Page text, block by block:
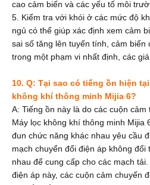
cao cảm biến và các yếu tố môi
5. Kiểm tra với khói ở các mức độ
ngủ có thể giúp xác định xem cảm
sai số tăng lên tuyến tính, cảm biến
trong một phạm vi nhất định, các
10. Q: Tại sao có tiếng ồn hiện
không khí thông minh Mijia 6?
A: Tiếng ồn này là do các cuộn cảm
Máy lọc không khí thông minh Mijia
đun chức năng khác nhau yêu cầu
mạch chuyển đổi điện áp không
nhau để cung cấp cho các mạch
điện áp này, các cuộn cảm chuyển